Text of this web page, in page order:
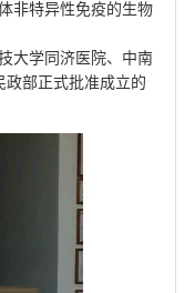
非特异性免疫的生物
大学同济医院、中南
政部正式批准成立的